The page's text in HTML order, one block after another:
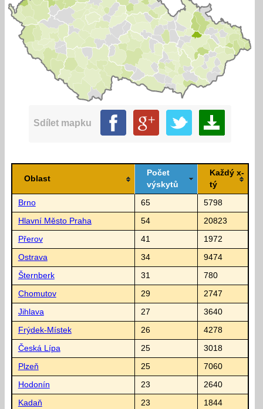
Sdílet mapku
Oblast
Počet
výskytů
Každý x-
tý
Brno 65 5798
Hlavní Město Praha 54 20823
Přerov 41 1972
Ostrava 34 9474
Šternberk 31 780
Chomutov 29 2747
Jihlava 27 3640
Frýdek-Místek 26 4278
Česká Lípa 25 3018
Plzeň 25 7060
Hodonín 23 2640
Kadaň 23 1844